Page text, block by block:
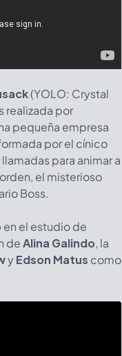
(YOLO: Crystal
realizada por
pequeña empresa
por el cínico
para animar a
el misterioso
Boss.
en el estudio de
deAlina Galindo, la
yEdson Matus como